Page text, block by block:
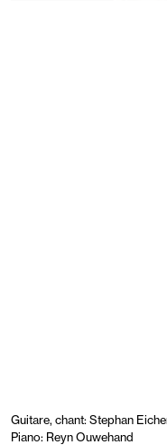
Guitare, chant: Stephan
Piano: Reyn Ouwehand